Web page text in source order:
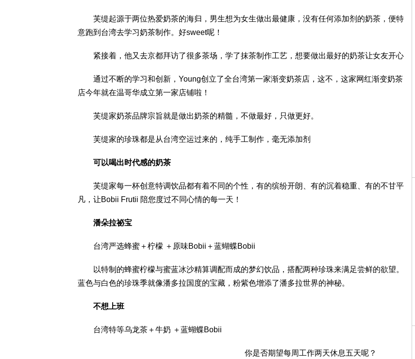
芙缇起源于两位热爱奶茶的海归，男生想为女生做出最健康，没有任何添加剂的奶茶，便特
意跑到台湾去学习奶茶制作。好sweet呢！
紧接着，他又去京都拜访了很多茶场，学了抹茶制作工艺，想要做出最好的奶茶让女友开心
通过不断的学习和创新，Young创立了全台湾第一家渐变奶茶店，这不，这家网红渐变奶茶
店今年就在温哥华成立第一家店铺啦！
芙缇家奶茶品牌宗旨就是做出奶茶的精髓，不做最好，只做更好。
芙缇家的珍珠都是从台湾空运过来的，纯手工制作，毫无添加剂
可以喝出时代感的奶茶
芙缇家每一杯创意特调饮品都有着不同的个性，有的缤纷开朗、有的沉着稳重、有的不甘平
凡，让Bobii Frutii 陪您度过不同心情的每一天！
潘朵拉祕宝
台湾严选蜂蜜＋柠檬 ＋原味Bobii＋蓝蝴蝶Bobii
以特制的蜂蜜柠檬与蜜蓝冰沙精算调配而成的梦幻饮品，搭配两种珍珠来满足尝鲜的欲望。
蓝色与白色的珍珠季就像潘多拉国度的宝藏，粉紫色增添了潘多拉世界的神秘。
不想上班
台湾特等乌龙茶＋牛奶 ＋蓝蝴蝶Bobii
你是否期望每周工作两天休息五天呢？